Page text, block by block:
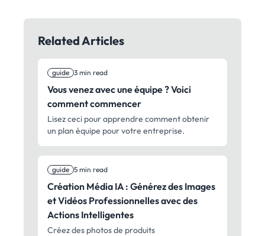
Related Articles
guide 3 min read
Vous venez avec une équipe ? Voici
comment commencer
Lisez ceci pour apprendre comment obtenir
un plan équipe pour votre entreprise.
guide 5 min read
Création Média IA : Générez des Images
et Vidéos Professionnelles avec des
Actions Intelligentes
Créez des photos de produits